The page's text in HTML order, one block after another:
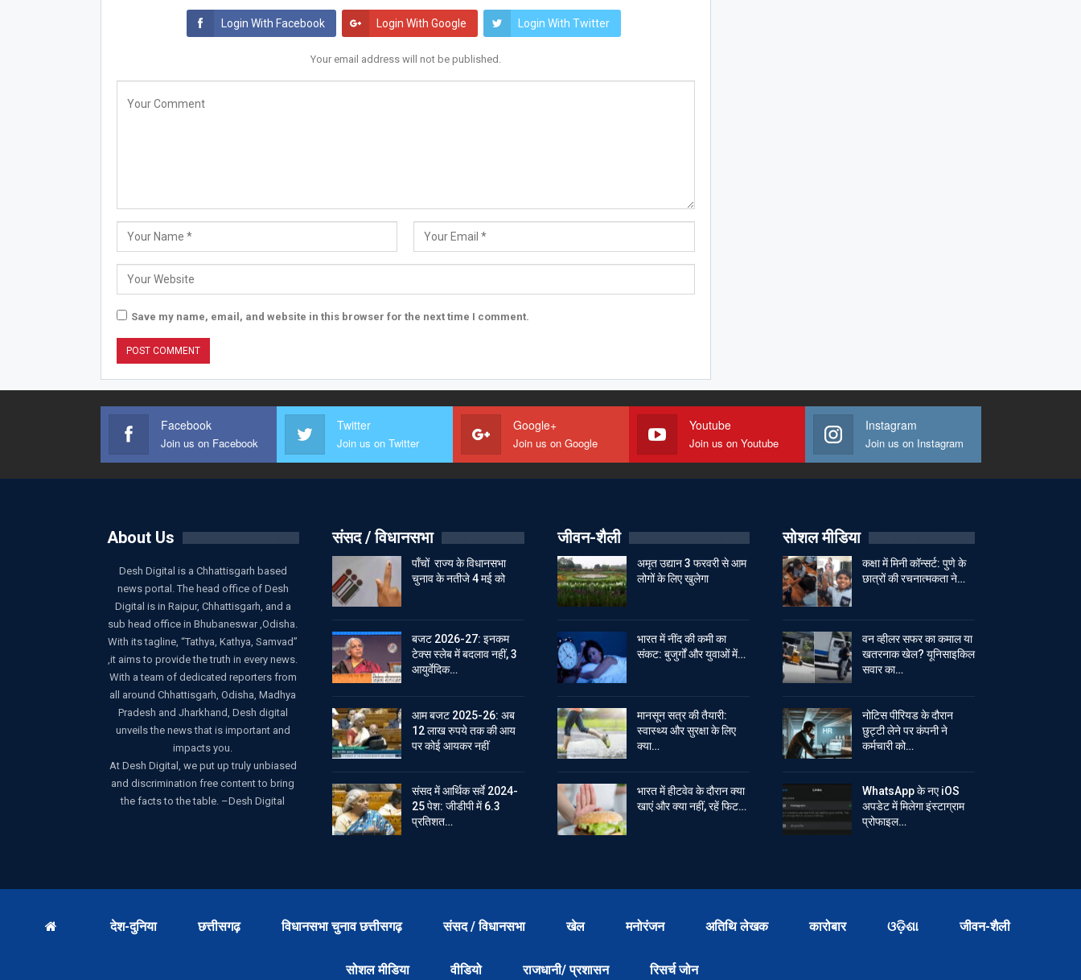
Login With Facebook Login With Google Login With Twitter
Your email address will not be published.
Save my name, email, and website in this browser for the next time I comment.
Facebook
Join us on Facebook
Twitter
Join us on Twitter
Google+
Join us on Google
Youtube
Join us on Youtube
Instagram
Join us on Instagram
About Us
Desh Digital is a Chhattisgarh based
news portal. The head office of Desh
Digital is in Raipur, Chhattisgarh, and a
sub head office in Bhubaneswar ,Odisha.
With its tagline, “Tathya, Kathya, Samvad”
,it aims to provide the truth in every news.
With a team of dedicated reporters from
all around Chhattisgarh, Odisha, Madhya
Pradesh and Jharkhand, Desh digital
unveils the news that is important and
impacts you.
At Desh Digital, we put up truly unbiased
and discrimination free content to bring
the facts to the table. –Desh Digital
संसद / विधानसभा
पाँचों राज्य के विधानसभा
चुनाव के नतीजे 4 मई को
बजट 2026-27: इनकम
टेक्स स्लेब में बदलाव नहीं, 3
आयुर्वेदिक…
आम बजट 2025-26: अब
12 लाख रुपये तक की आय
पर कोई आयकर नहीं
संसद में आर्थिक सर्वे 2024-
25 पेश: जीडीपी में 6.3
प्रतिशत…
जीवन-शैली
अमृत उद्यान 3 फरवरी से आम
लोगों के लिए खुलेगा
भारत में नींद की कमी का
संकट: बुजुर्गों और युवाओं में…
मानसून सत्र की तैयारी:
स्वास्थ्य और सुरक्षा के लिए
क्या…
भारत में हीटवेव के दौरान क्या
खाएं और क्या नहीं, रहें फिट…
सोशल मीडिया
कक्षा में मिनी कॉन्सर्ट: पुणे के
छात्रों की रचनात्मकता ने…
वन व्हीलर सफर का कमाल या
खतरनाक खेल? यूनिसाइकिल
सवार का…
नोटिस पीरियड के दौरान
छुट्टी लेने पर कंपनी ने
कर्मचारी को…
WhatsApp के नए iOS
अपडेट में मिलेगा इंस्टाग्राम
प्रोफाइल…
देश-दुनिया छत्तीसगढ़ विधानसभा चुनाव छत्तीसगढ़ संसद / विधानसभा खेल मनोरंजन अतिथि लेखक कारोबार ଓଡ଼ିଶା जीवन-शैली
सोशल मीडिया वीडियो राजधानी/ प्रशासन रिसर्च जोन